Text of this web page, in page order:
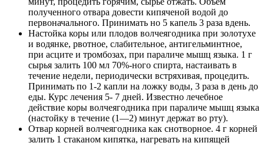
полученного отвара довести кипяченой водой до
первоначального. Принимать но 5 капель 3 раза вдень.
Настойка коры или плодов волчеягодника при золотухе
и водянке, рвотное, слабительное, антигельминтное,
при асците и тромбозах, при парали­че мышц языка. 1 г
сырья залить 100 мл 70%-ного спирта, настаивать в
течение недели, периодически встряхивая, процедить.
Принимать по 1-2 капли на ложку воды, 3 раза в день до
еды. Курс лечения 5- 7 дней. Известно лечебное
действие коры волчеягодника при парали­че мышц языка
(настойку в течение (1—2) минут держат во рту).
Отвар корней волчеягодника как снотворное. 4 г корней
залить 1 стаканом кипятка, нагревать на кипящей